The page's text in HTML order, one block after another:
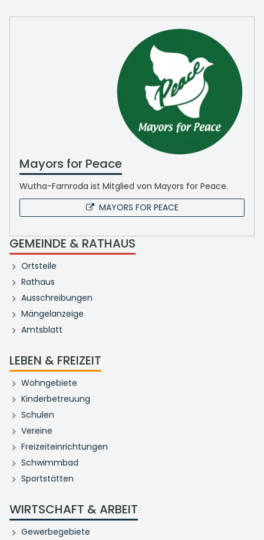
Mayors for Peace
Wutha-Farnroda ist Mitglied von Mayors for Peace.
MAYORS FOR PEACE
GEMEINDE & RATHAUS
Ortsteile
Rathaus
Ausschreibungen
Mängelanzeige
Amtsblatt
LEBEN & FREIZEIT
Wohngebiete
Kinderbetreuung
Schulen
Vereine
Freizeiteinrichtungen
Schwimmbad
Sportstätten
WIRTSCHAFT & ARBEIT
Gewerbegebiete